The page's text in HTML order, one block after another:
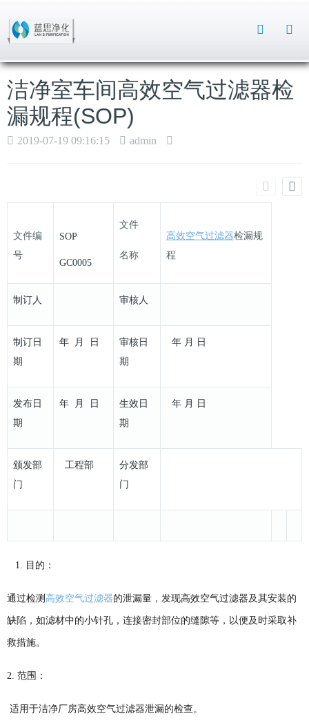
Toggle
Search
洁净室车间高效空气过滤器检
漏规程(SOP)
2019-07-19 09:16:15 admin
文件编
号
SOP
GC0005
文件
名称
高效空气过滤器检漏规
程
制订人 审核人
制订日
期
年 月 日
审核日
期
年 月 日
发布日
期
年 月 日
生效日
期
年 月 日
颁发部
门
工程部
分发部
门
1. 目的：
通过检测 高效空气过滤器的泄漏量，发现高效空气过滤器及其安装的
缺陷，如滤材中的小针孔，连接密封部位的缝隙等，以便及时采取补
救措施。
2. 范围：
适用于洁净厂房高效空气过滤器泄漏的检查。